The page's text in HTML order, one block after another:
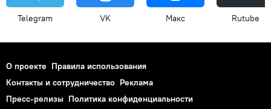
Telegram VK Макс Rutube
О проекте Правила использования
Контакты и сотрудничество Реклама
Пресс-релизы Политика конфиденциальности